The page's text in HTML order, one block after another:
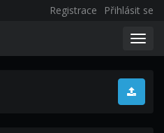
Registrace Přihlásit se